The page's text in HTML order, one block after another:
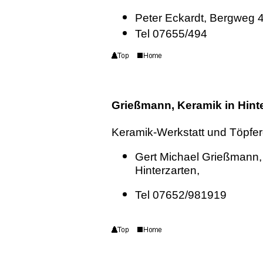
Peter Eckardt, Bergweg
Tel 07655/494
Grießmann, Keramik in
Keramik-Werkstatt und
Gert Michael
Hinterzarten,
Tel 07652/981919